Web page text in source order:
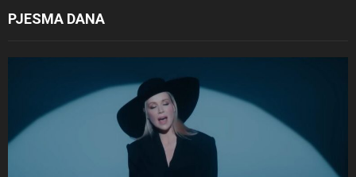
PJESMA DANA